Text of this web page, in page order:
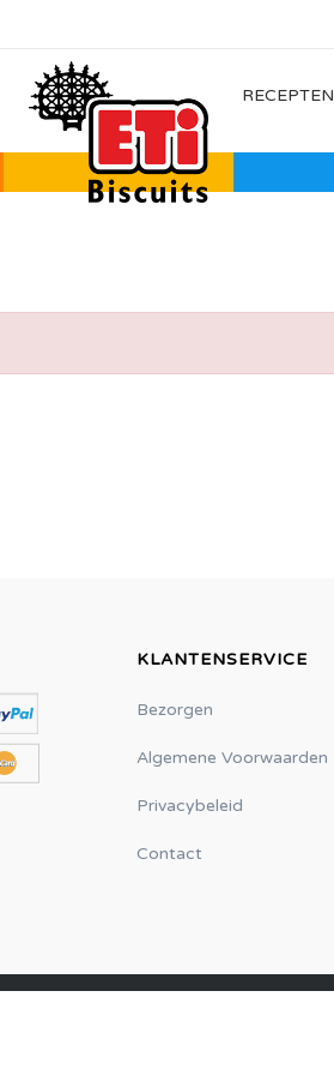
RECEPTEN
KLANTENSERVICE
Bezorgen
Algemene Voorwaarden
Privacybeleid
Contact